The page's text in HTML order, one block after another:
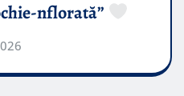
nflorată”